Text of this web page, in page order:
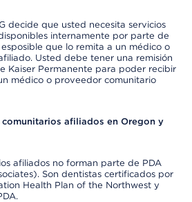
decide que usted necesita servicios
internamente por parte de
que lo remita a un médico o
Usted debe tener una remisión
Kaiser Permanente para poder recibir
médico o proveedor comunitario
comunitarios afiliados en Oregon y
afiliados no forman parte de PDA
Son dentistas certificados por
Health Plan of the Northwest y